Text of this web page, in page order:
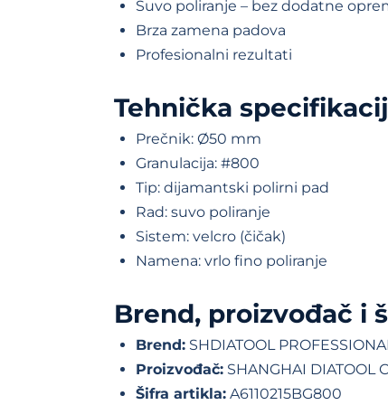
Suvo poliranje – bez dodatne
Brza zamena padova
Profesionalni rezultati
Tehnička
Prečnik: Ø50 mm
Granulacija: #800
Tip: dijamantski polirni pad
Rad: suvo poliranje
Sistem: velcro (čičak)
Namena: vrlo fino poliranje
Brend, proizvođač i
Brend: SHDIATOOL
Proizvođač: SHANGHAI DIATOOL
Šifra artikla: A6110215BG800